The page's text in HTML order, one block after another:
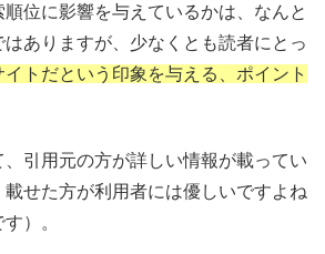
位に影響を与えているかは、なんと
はありますが、少なくとも読者にとっ
トだという印象を与える、ポイント
、引用元の方が詳しい情報が載ってい
せた方が利用者には優しいですよね
）。